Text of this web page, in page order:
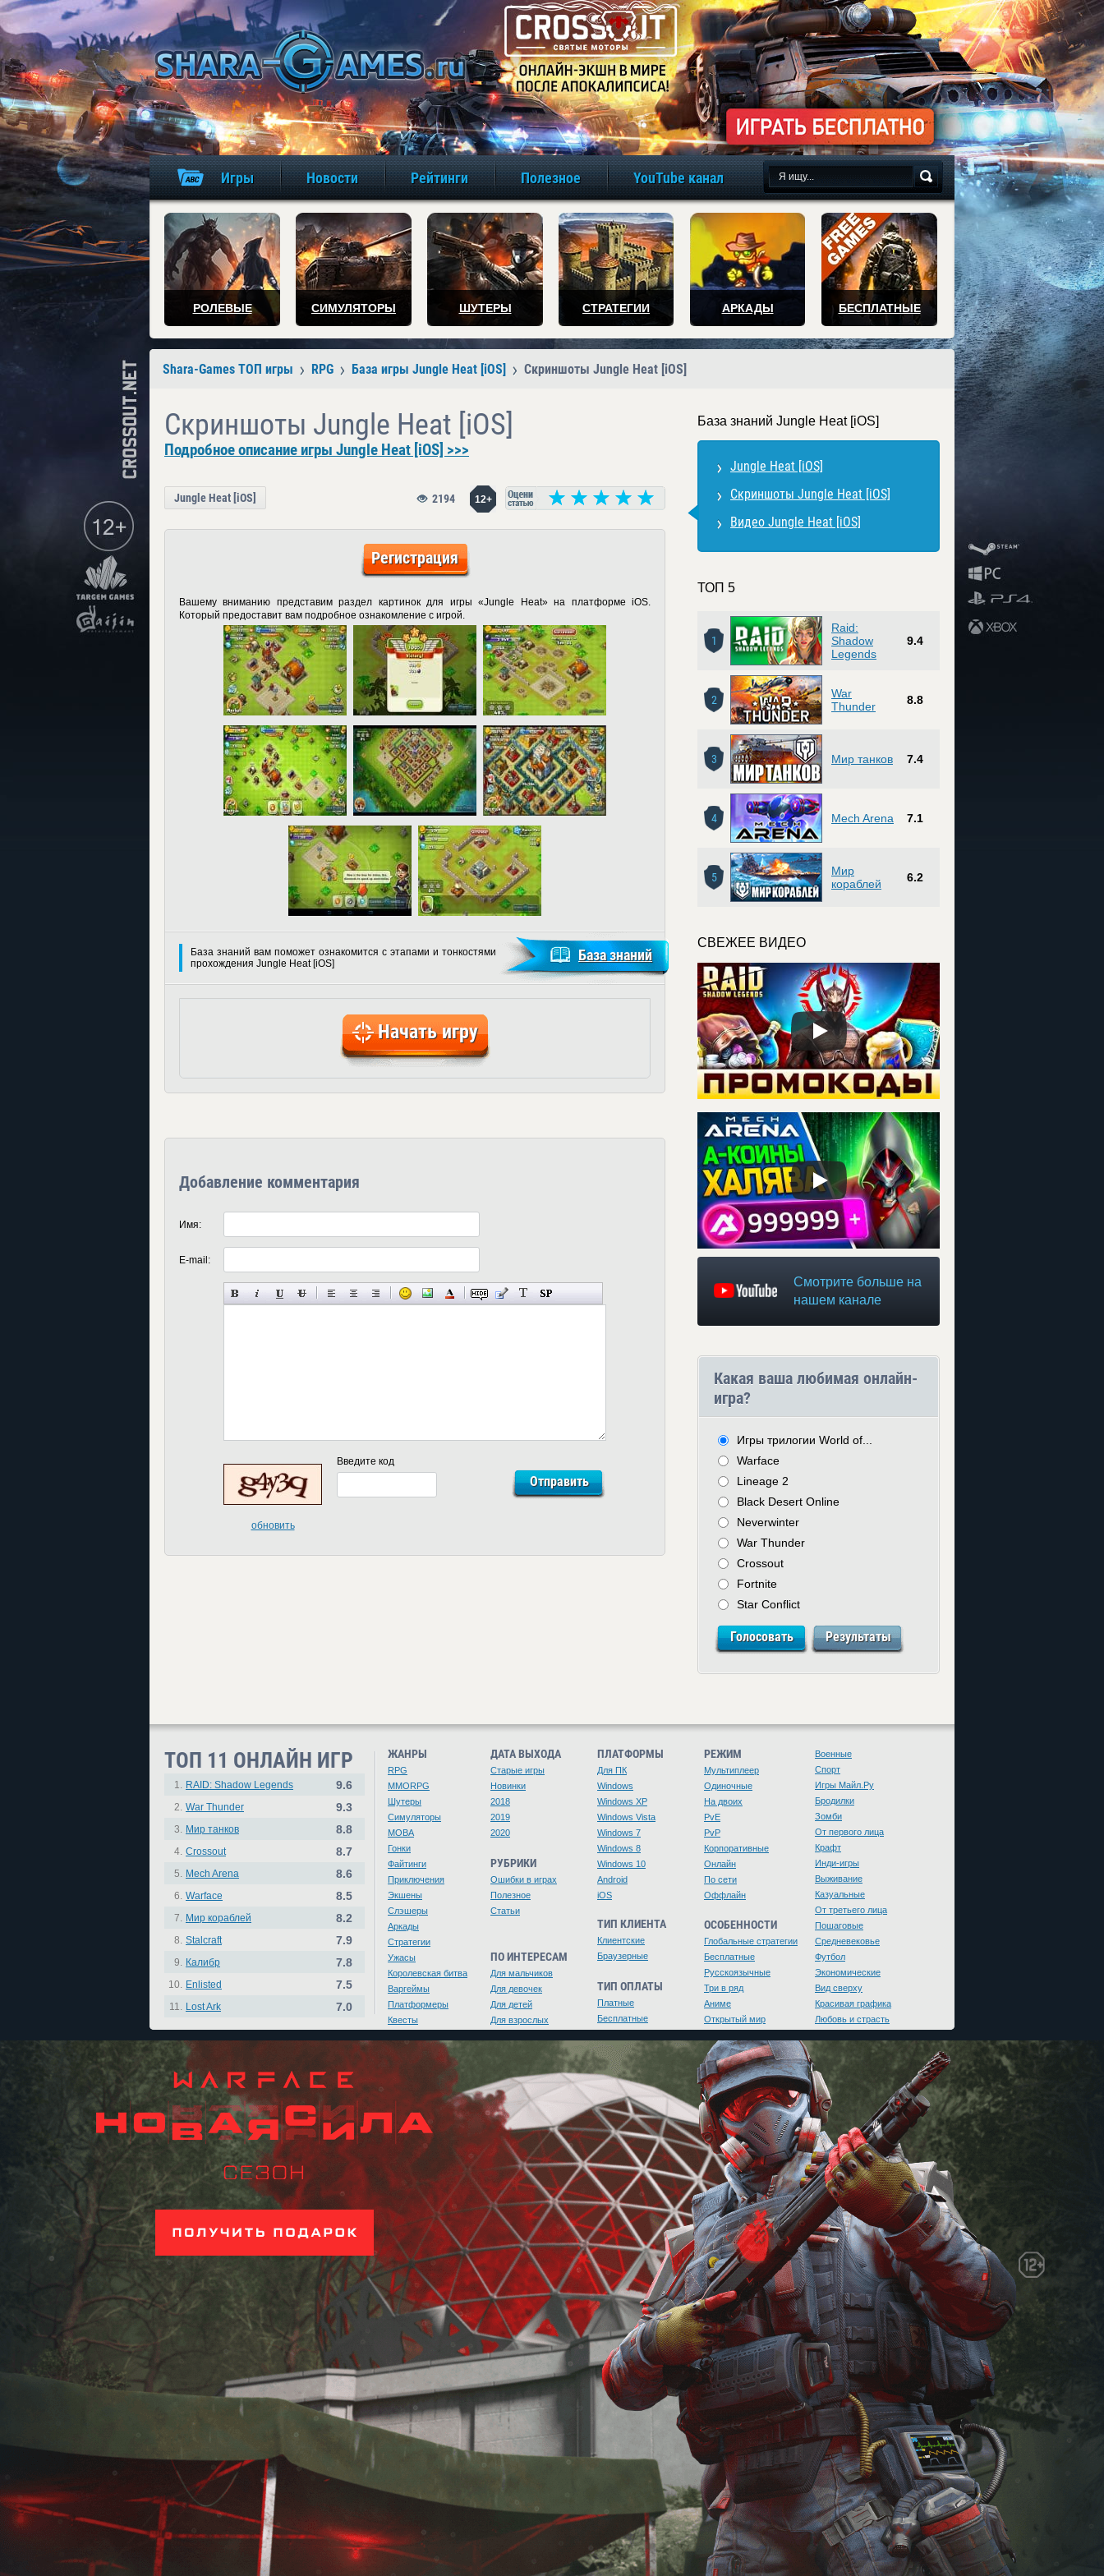
игры онлайн бесплатно
Игры Новости Рейтинги Полезное YouTube канал
РОЛЕВЫЕ СИМУЛЯТОРЫ ШУТЕРЫ СТРАТЕГИИ АРКАДЫ БЕСПЛАТНЫЕ
Shara-Games ТОП игры RPG База игры Jungle Heat [iOS] Скриншоты Jungle Heat [iOS]
Скриншоты Jungle Heat [iOS]
Подробное описание игры Jungle Heat [iOS] >>>
Jungle Heat [iOS] 12+
2194
Регистрация
Вашему вниманию представим раздел картинок для игры «Jungle Heat» на платформе iOS.
Который предоставит вам подробное ознакомление с игрой.
База знаний вам поможет ознакомится с этапами и тонкостями
прохождения Jungle Heat [iOS]
База знаний
Начать игру
Добавление комментария
Имя:
E-mail:
обновить
Введите код
База знаний Jungle Heat [iOS]
Jungle Heat [iOS]
Скриншоты Jungle Heat [iOS]
Видео Jungle Heat [iOS]
ТОП 5
1
Raid:
Shadow
Legends
9.4
2
War
Thunder
8.8
3 Мир танков 7.4
4 Mech Arena 7.1
5
Мир
кораблей
6.2
СВЕЖЕЕ ВИДЕО
Смотрите больше на
нашем канале
Какая ваша любимая онлайн-
игра?
Игры трилогии World of...
Warface
Lineage 2
Black Desert Online
Neverwinter
War Thunder
Crossout
Fortnite
Star Conflict
ТОП 11 ОНЛАЙН ИГР
1. RAID: Shadow Legends 9.6
2. War Thunder 9.3
3. Мир танков 8.8
4. Crossout 8.7
5. Mech Arena 8.6
6. Warface 8.5
7. Мир кораблей 8.2
8. Stalcraft 7.9
9. Калибр 7.8
10. Enlisted 7.5
11. Lost Ark 7.0
ЖАНРЫ
RPG
MMORPG
Шутеры
Симуляторы
MOBA
Гонки
Файтинги
Приключения
Экшены
Слэшеры
Аркады
Стратегии
Ужасы
Королевская битва
Варгеймы
Платформеры
Квесты
ДАТА ВЫХОДА
Старые игры
Новинки
2018
2019
2020
РУБРИКИ
Ошибки в играх
Полезное
Статьи
ПО ИНТЕРЕСАМ
Для мальчиков
Для девочек
Для детей
Для взрослых
ПЛАТФОРМЫ
Для ПК
Windows
Windows XP
Windows Vista
Windows 7
Windows 8
Windows 10
Android
iOS
ТИП КЛИЕНТА
Клиентские
Браузерные
ТИП ОПЛАТЫ
Платные
Бесплатные
РЕЖИМ
Мультиплеер
Одиночные
На двоих
PvE
PvP
Корпоративные
Онлайн
По сети
Оффлайн
ОСОБЕННОСТИ
Глобальные стратегии
Бесплатные
Русскоязычные
Три в ряд
Аниме
Открытый мир
Военные
Спорт
Игры Майл.Ру
Бродилки
Зомби
От первого лица
Крафт
Инди-игры
Выживание
Казуальные
От третьего лица
Пошаговые
Средневековье
Футбол
Экономические
Вид сверху
Красивая графика
Любовь и страсть